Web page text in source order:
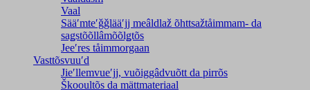
Vaal
Sääʹmteʹǧǧlääʹjj meâldlaž õhttsažtåimmam- da
saǥstõõllâmõõlǥtõs
Jeeʹres tåimmorgaan
Vasttõsvuuʹd
Jieʹllemvueʹjj, vuõiggâdvuõtt da pirrõs
Škooultõs da mättmateriaal